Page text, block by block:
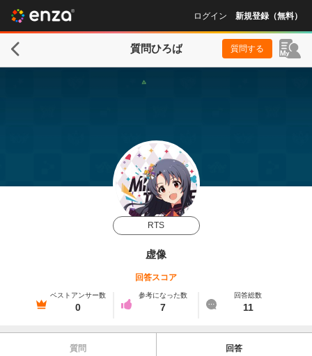
ログイン 新規登録（無料）
質問ひろば 質問する
RTS
虚像
回答スコア
ベストアンサー数
0
参考になった数
7
回答総数
11
質問 回答